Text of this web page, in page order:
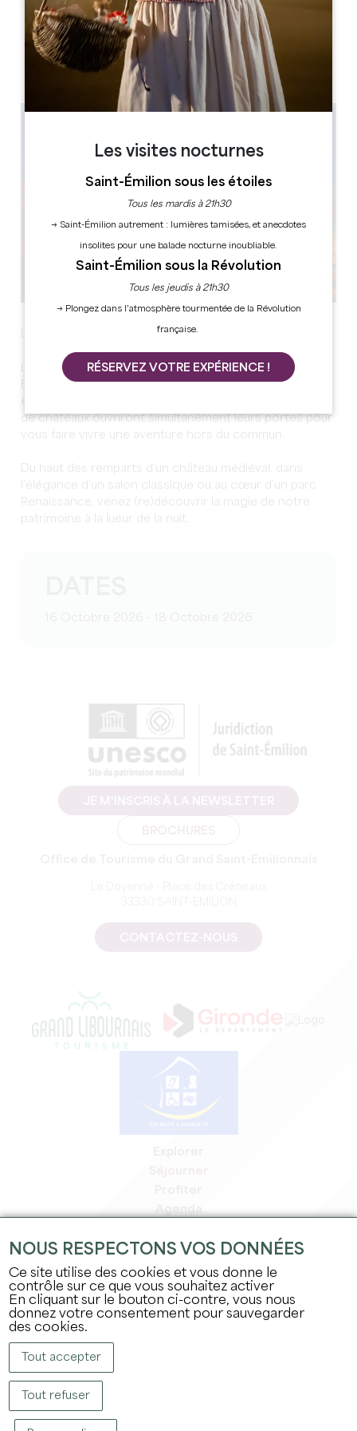
La Nuit des Châteaux célèbre sa 8e édition !
Les 16, 17 & 18 octobre 2025, partout en France et en
Europe, nous vous donnons rendez-vous pour une
expérience nocturne inoubliable : près d’une centaine
de châteaux ouvriront simultanément leurs portes pour
vous faire vivre une aventure hors du commun.
Du haut des remparts d’un château médiéval, dans
l’élégance d’un salon classique ou au cœur d’un parc
Renaissance, venez (re)découvrir la magie de notre
patrimoine à la lueur de la nuit.
33330 SAINT-EMILION
Agenda
Espace adhérents
Espace presse
Emplois & stages
Mentions légales
Les visites nocturnes
Saint-Émilion sous les étoiles
Tous les mardis à 21h30
→ Saint-Émilion autrement : lumières tamisées, et anecdotes
insolites pour une balade nocturne inoubliable.
Saint-Émilion sous la Révolution
Tous les jeudis à 21h30
→ Plongez dans l’atmosphère tourmentée de la Révolution
française.
RÉSERVEZ VOTRE EXPÉRIENCE !
NOUS RESPECTONS VOS DONNÉES
Ce site utilise des cookies et vous donne le
contrôle sur ce que vous souhaitez activer
En cliquant sur le bouton ci-contre, vous nous
donnez votre consentement pour sauvegarder
des cookies.
Tout accepter
Tout refuser